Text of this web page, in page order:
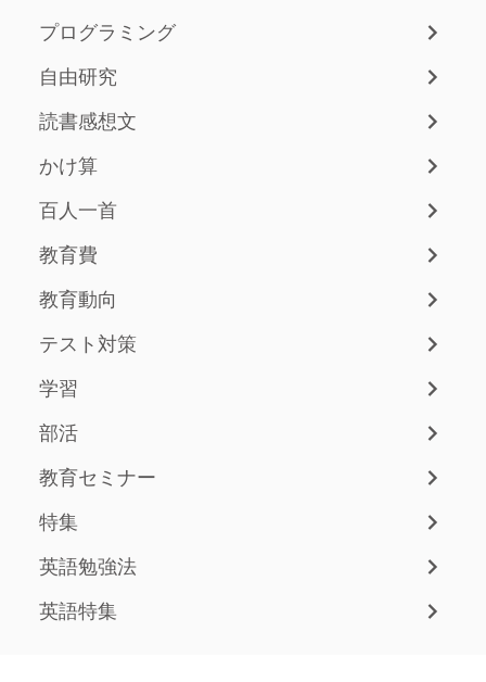
プログラミング
自由研究
読書感想文
かけ算
百人一首
教育費
教育動向
テスト対策
学習
部活
教育セミナー
特集
英語勉強法
英語特集